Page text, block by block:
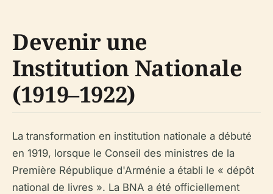
Devenir une
Institution Nationale
(1919–1922)
La transformation en institution nationale a débuté
en 1919, lorsque le Conseil des ministres de la
Première République d'Arménie a établi le « dépôt
national de livres ». La BNA a été officiellement